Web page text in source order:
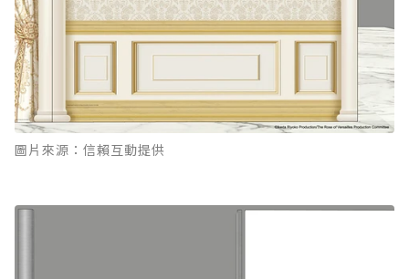
圖片來源：信賴互動提供